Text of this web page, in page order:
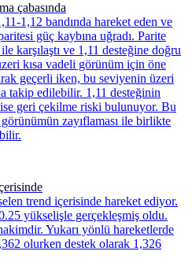
çabasında
1,12 bandında hareket eden ve
güç kaybına uğradı. Parite
karşılaştı ve 1,11 desteğine doğru
kısa vadeli görünüm için öne
geçerli iken, bu seviyenin üzeri
takip edilebilir. 1,11 desteğinin
geri çekilme riski bulunuyor. Bu
zayıflaması ile birlikte
trend içerisinde hareket ediyor.
yükselişle gerçekleşmiş oldu.
Yukarı yönlü hareketlerde
olurken destek olarak 1,326